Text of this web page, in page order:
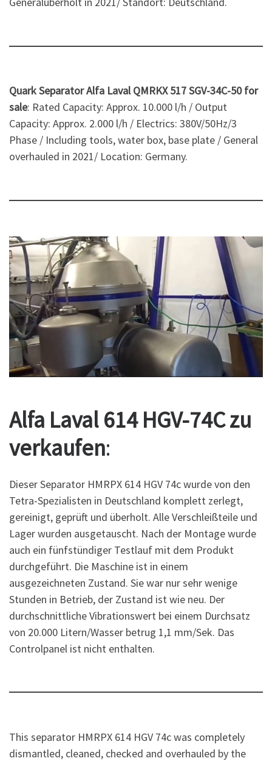
Quark Separator Alfa Laval QMRKX 517 SGV-34C-50 for
sale: Rated Capacity: Approx. 10.000 l/h / Output
Capacity: Approx. 2.000 l/h / Electrics: 380V/50Hz/3
Phase / Including tools, water box, base plate / General
overhauled in 2021/ Location: Germany.
Alfa Laval 614 HGV-74C zu
verkaufen:
Dieser Separator HMRPX 614 HGV 74c wurde von den
Tetra-Spezialisten in Deutschland komplett zerlegt,
gereinigt, geprüft und überholt. Alle Verschleißteile und
Lager wurden ausgetauscht. Nach der Montage wurde
auch ein fünfstündiger Testlauf mit dem Produkt
durchgeführt. Die Maschine ist in einem
ausgezeichneten Zustand. Sie war nur sehr wenige
Stunden in Betrieb, der Zustand ist wie neu. Der
durchschnittliche Vibrationswert bei einem Durchsatz
von 20.000 Litern/Wasser betrug 1,1 mm/Sek. Das
Controlpanel ist nicht enthalten.
This separator HMRPX 614 HGV 74c was completely
dismantled, cleaned, checked and overhauled by the